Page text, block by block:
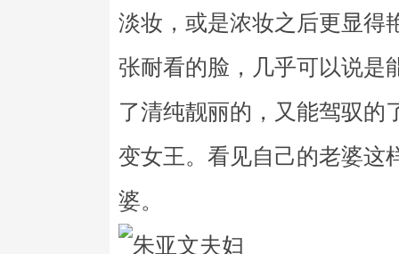
淡妆，或是浓妆之后更显得
张耐看的脸，几乎可以说是
了清纯靓丽的，又能驾驭的
变女王。看见自己的老婆这
婆。